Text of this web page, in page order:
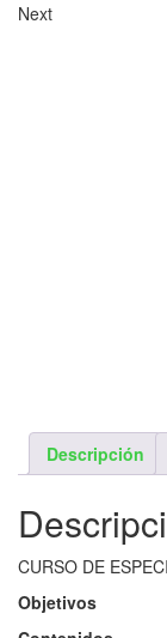
Next
Descripción
CURSO DE
Objetivos